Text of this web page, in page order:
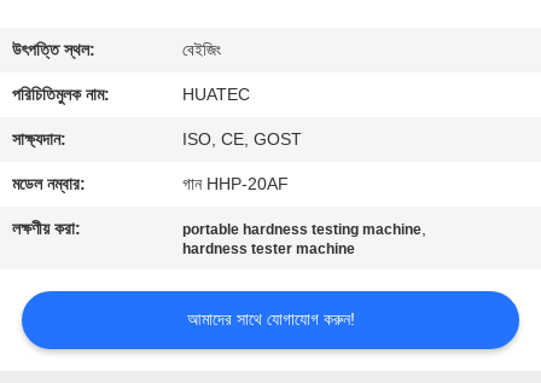
যোগাযোগ
করুন
উদ্ধৃতির
আবেদন
উৎপত্তি স্থল: বেইজিং
পরিচিতিমুলক নাম: HUATEC
সাক্ষ্যদান: ISO, CE, GOST
মডেল নম্বার: গান HHP-20AF
লক্ষণীয় করা: portable hardness testing machine,
hardness tester machine
আমাদের সাথে যোগাযোগ করুন!